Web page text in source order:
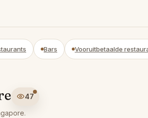
Bars Vooruitbetaalde
47